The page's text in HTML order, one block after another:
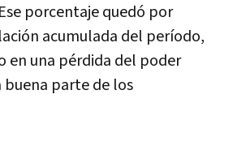
porcentaje quedó por
acumulada del período,
en una pérdida del poder
parte de los